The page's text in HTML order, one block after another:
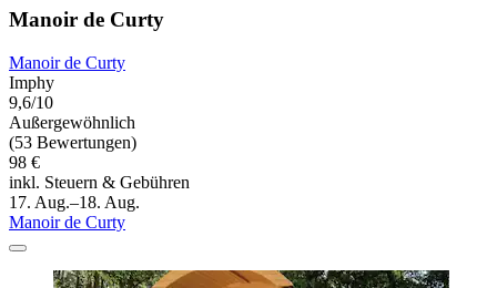
Manoir de Curty
Manoir de Curty
Imphy
9,6/10
Außergewöhnlich
(53 Bewertungen)
98 €
inkl. Steuern & Gebühren
17. Aug.–18. Aug.
Manoir de Curty